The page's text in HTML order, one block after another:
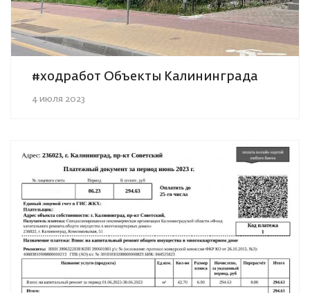
#ходработ Объекты Калининграда
4 июля 2023